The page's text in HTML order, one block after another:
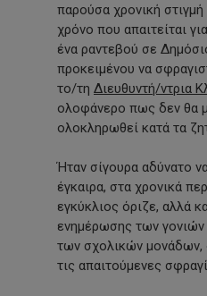
παρούσα χρονική
χρόνο που απαιτείται
ένα ραντεβού σε
προκειμένου να
το/τη Διευθυντή/ντρια
ολοφάνερο πως δεν θα
ολοκληρωθεί κατά τα
Ήταν σίγουρα αδύνατο
έγκαιρα, στα χρονικά
εγκύκλιος όριζε, αλλά
ενημέρωσης των
των σχολικών μονάδων,
τις απαιτούμενες